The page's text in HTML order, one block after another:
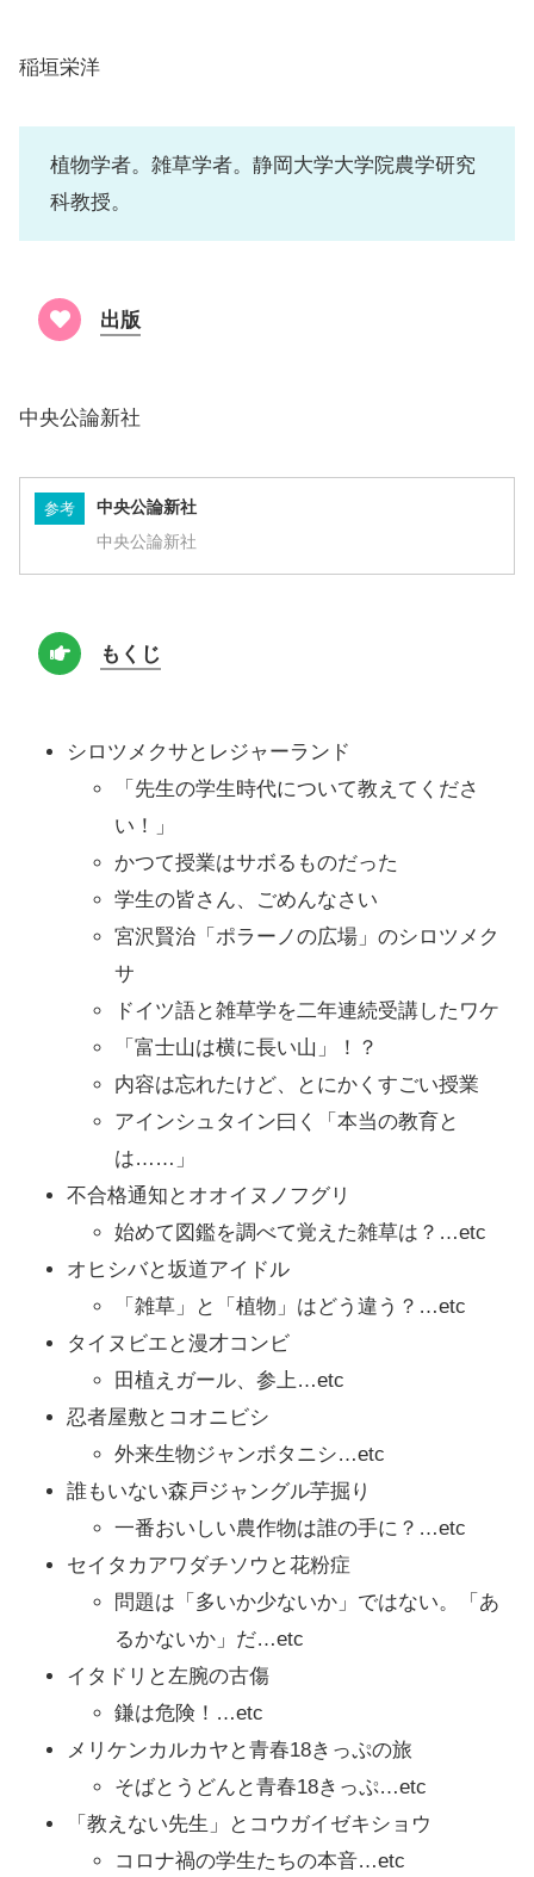
稲垣栄洋
植物学者。雑草学者。静岡大学大学院農学研究
科教授。
出版
中央公論新社
参考 中央公論新社
中央公論新社
もくじ
シロツメクサとレジャーランド
「先生の学生時代について教えてくださ
い！」
かつて授業はサボるものだった
学生の皆さん、ごめんなさい
宮沢賢治「ポラーノの広場」のシロツメク
サ
ドイツ語と雑草学を二年連続受講したワケ
「富士山は横に長い山」！？
内容は忘れたけど、とにかくすごい授業
アインシュタイン曰く「本当の教育と
は……」
不合格通知とオオイヌノフグリ
始めて図鑑を調べて覚えた雑草は？…etc
オヒシバと坂道アイドル
「雑草」と「植物」はどう違う？…etc
タイヌビエと漫才コンビ
田植えガール、参上…etc
忍者屋敷とコオニビシ
外来生物ジャンボタニシ…etc
誰もいない森戸ジャングル芋掘り
一番おいしい農作物は誰の手に？…etc
セイタカアワダチソウと花粉症
問題は「多いか少ないか」ではない。「あ
るかないか」だ…etc
イタドリと左腕の古傷
鎌は危険！…etc
メリケンカルカヤと青春18きっぷの旅
そばとうどんと青春18きっぷ…etc
「教えない先生」とコウガイゼキショウ
コロナ禍の学生たちの本音…etc